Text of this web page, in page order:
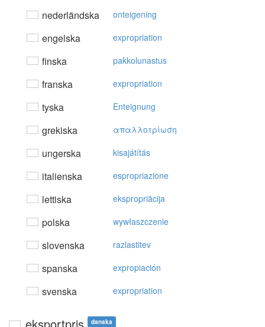
nederländska onteigening
engelska expropriation
finska pakkolunastus
franska expropriation
tyska Enteignung
grekiska απαλλoτρίωση
ungerska kisajátítás
italienska espropriazione
lettiska ekspropriācija
polska wywłaszczenie
slovenska razlastitev
spanska expropiación
svenska expropriation
danska